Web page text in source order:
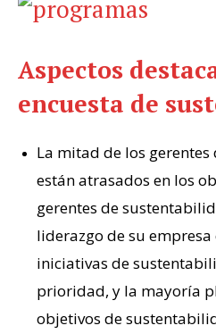
Aspectos
encuesta de
La mitad de los
están atrasados en los
gerentes de
liderazgo de su
iniciativas de
prioridad, y la mayoría
objetivos de